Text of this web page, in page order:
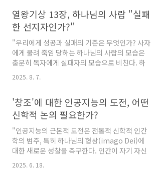
이다. 두 단체는 지난 9월 29일(월) 오후 2시 한
국기독교회관에서 출판기념회를 갖고, 책의 주요
내용을 소개했다. 2026년 교회 트렌드를 파악하
기 위한 조사는 지난 2025년 5월부터 6월까지 담
임목사, 기독교인, 일반국민, 여성교역자, 소형교
회 성도/목회자, 이주민 선교 단체/목회자 등에
이르기까지 한국 교회와 관련 총 6개 조사 5,019
열왕기상 13장, 하나님의 사람 "실패
한 선지자인가?"
"우리에게 성공과 실패의 기준은 무엇인가? 사자
에게 물려 죽임 당하는 하나님의 사람의 모습은
충분히 독자에게 실패자의 모습으로 비친다. 하
나님의 사람을 죽음으로 이끄는 늙은 선지자의
행동도 그를 사악하고 비열한 선지자로 보도록
계시며 속임이라는 예상할 수 없는 그분만의 방
법을 사용하셔서 여로보암과 자기 백성을 자신의
길로 돌아오게 만드신다. 먹지도 마시지도 왔던
길로 돌아가지 말라는 야웨의 명령은 속는 줄도
모르고 순진하게 야웨의 길을 걸어갔던 하나님의
사람의 모습을 뒤따르는 그분의 백성을 통해 계
속해서 지켜질 것이다. 그러나 때로는 지켜지지
2025. 8. 7.
'창조'에 대한 인공지능의 도전, 어떤
신학적 논의 필요한가?
"인공지능의 근본적 도전은 전통적 신학적 인간
학의 범주, 특히 하나님의 형상(imago Dei)에
대한 새로운 성찰을 촉구한다. 인간이 자기 자신
과 유사하거나 심지어 초월하는 존재를 만들어
내면서, 하나님의 형상이 인간만의 고유한 정체
2025. 6. 18.